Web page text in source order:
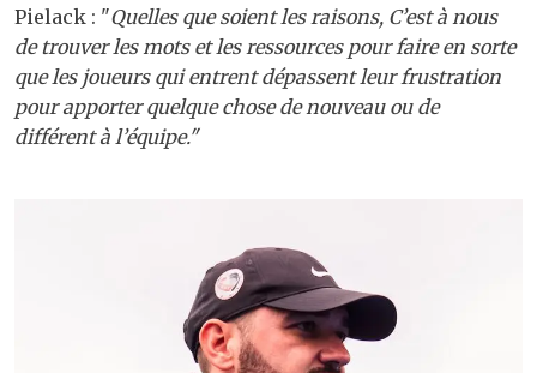
Pielack : "Quelles que soient les raisons, C’est à nous
de trouver les mots et les ressources pour faire en sorte
que les joueurs qui entrent dépassent leur frustration
pour apporter quelque chose de nouveau ou de
différent à l’équipe."